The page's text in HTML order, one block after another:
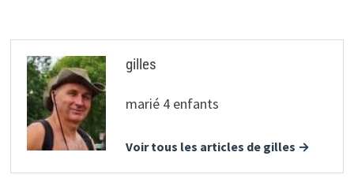
gilles
marié 4 enfants
Voir tous les articles de gilles →